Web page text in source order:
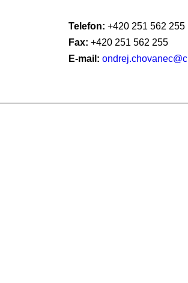
Telefon: +420 251 562 255
Fax: +420 251 562 255
E-mail: